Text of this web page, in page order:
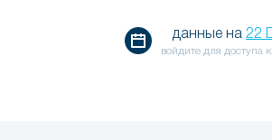
данные на 22
войдите для доступа